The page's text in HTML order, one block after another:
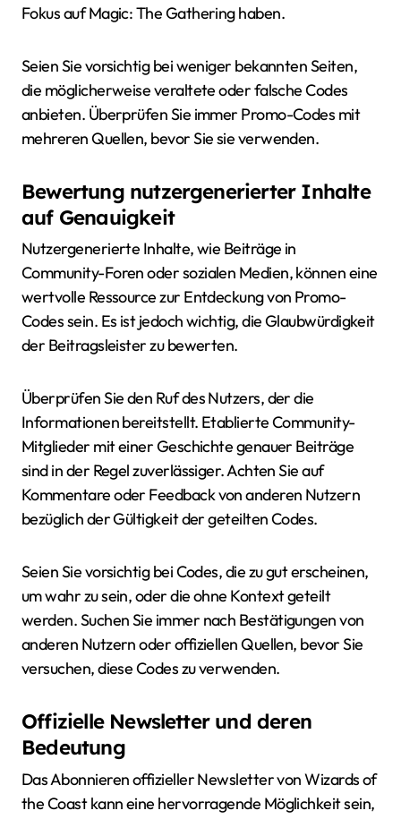
Fokus auf Magic: The Gathering haben.
Seien Sie vorsichtig bei weniger bekannten Seiten,
die möglicherweise veraltete oder falsche Codes
anbieten. Überprüfen Sie immer Promo-Codes mit
mehreren Quellen, bevor Sie sie verwenden.
Bewertung nutzergenerierter Inhalte
auf Genauigkeit
Nutzergenerierte Inhalte, wie Beiträge in
Community-Foren oder sozialen Medien, können eine
wertvolle Ressource zur Entdeckung von Promo-
Codes sein. Es ist jedoch wichtig, die Glaubwürdigkeit
der Beitragsleister zu bewerten.
Überprüfen Sie den Ruf des Nutzers, der die
Informationen bereitstellt. Etablierte Community-
Mitglieder mit einer Geschichte genauer Beiträge
sind in der Regel zuverlässiger. Achten Sie auf
Kommentare oder Feedback von anderen Nutzern
bezüglich der Gültigkeit der geteilten Codes.
Seien Sie vorsichtig bei Codes, die zu gut erscheinen,
um wahr zu sein, oder die ohne Kontext geteilt
werden. Suchen Sie immer nach Bestätigungen von
anderen Nutzern oder offiziellen Quellen, bevor Sie
versuchen, diese Codes zu verwenden.
Offizielle Newsletter und deren
Bedeutung
Das Abonnieren offizieller Newsletter von Wizards of
the Coast kann eine hervorragende Möglichkeit sein,